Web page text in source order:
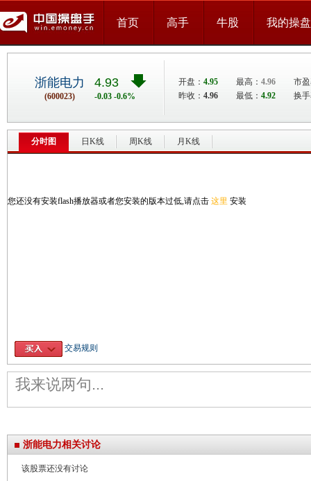
首页 高手 牛股 我的操
浙能电力
(600023)
4.93
-0.03 -0.6%
开盘： 4.95 最高： 4.96
市
昨收： 4.96 最低： 4.92 换
分时图 日K线 周K线 月K线
您还没有安装flash播放器或者您安装的版本过低,请点击 这里 安装
交易规则
浙能电力相关讨论
该股票还没有讨论